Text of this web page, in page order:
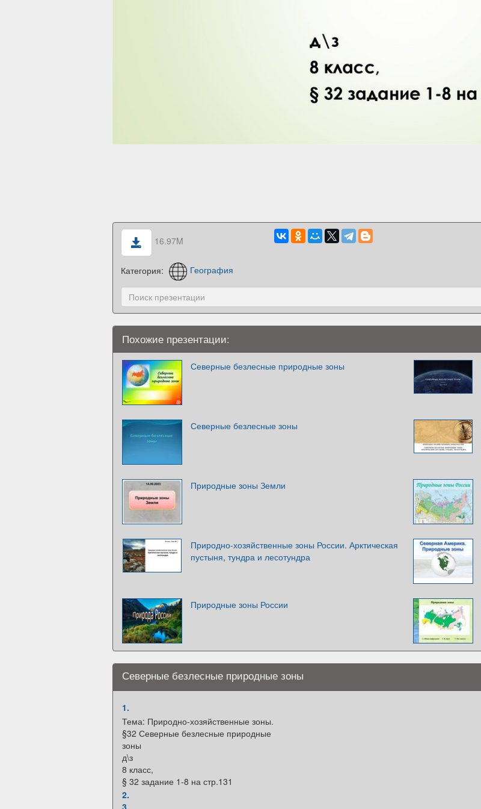
16.97M
Категория: География
Похожие презентации:
Северные безлесные природные зоны
Северные безлесные зоны
Природные зоны Земли
Природно-хозяйственные зоны России. Арктическая
пустыня, тундра и лесотундра
Природные зоны России
Северные безлесные природные зоны
1.
Тема: Природно-хозяйственные зоны.
§32 Северные безлесные природные
зоны
д\з
8 класс,
§ 32 задание 1-8 на стр.131
2.
3.